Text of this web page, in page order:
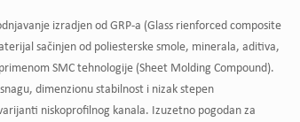
izradjen od GRP-a (Glass rienforced composite
sačinjen od poliesterske smole, minerala, aditiva,
SMC tehnologije (Sheet Molding Compound).
dimenzionu stabilnost i nizak stepen
niskoprofilnog kanala. Izuzetno pogodan za